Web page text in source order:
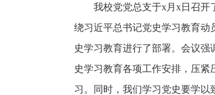
我校党党总支于x月x日召开
绕习近平总书记党史学习教育动
史学习教育进行了部署。会议
史学习教育各项工作安排，压紧
习。同时，我们学习党史要学以